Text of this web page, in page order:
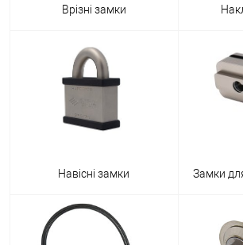
Врізні замки
Навісні замки Замки